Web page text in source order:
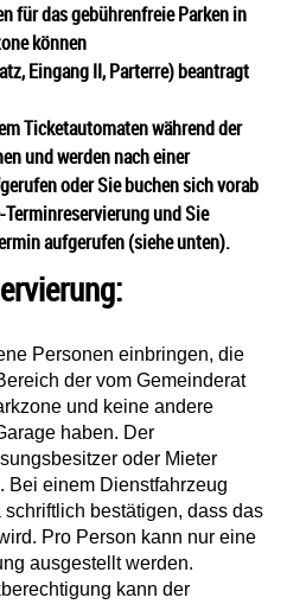
für das gebührenfreie Parken in
können
Eingang II, Parterre) beantragt
Ticketautomaten während der
und werden nach einer
oder Sie buchen sich vorab
und Sie
aufgerufen (siehe unten).
Personen einbringen, die
der vom Gemeinderat
und keine andere
haben. Der
oder Mieter
Bei einem Dienstfahrzeug
bestätigen, dass das
Pro Person kann nur eine
ausgestellt werden.
kann der